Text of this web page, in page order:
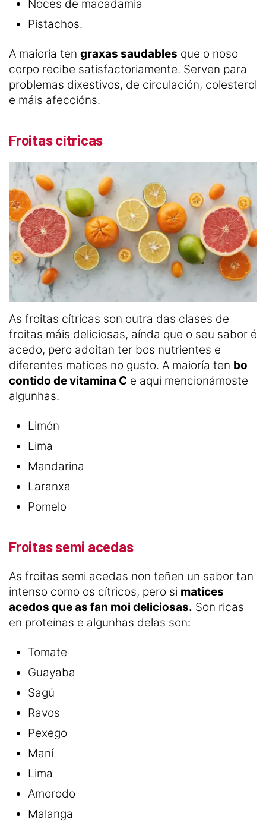
Noces de macadamia
Pistachos.
A maioría ten graxas saudables que o noso
corpo recibe satisfactoriamente. Serven para
problemas dixestivos, de circulación, colesterol
e máis afeccións.
Froitas cítricas
As froitas cítricas son outra das clases de
froitas máis deliciosas, aínda que o seu sabor é
acedo, pero adoitan ter bos nutrientes e
diferentes matices no gusto. A maioría ten bo
contido de vitamina C e aquí mencionámoste
algunhas.
Limón
Lima
Mandarina
Laranxa
Pomelo
Froitas semi acedas
As froitas semi acedas non teñen un sabor tan
intenso como os cítricos, pero si matices
acedos que as fan moi deliciosas. Son ricas
en proteínas e algunhas delas son:
Tomate
Guayaba
Sagú
Ravos
Pexego
Maní
Lima
Amorodo
Malanga